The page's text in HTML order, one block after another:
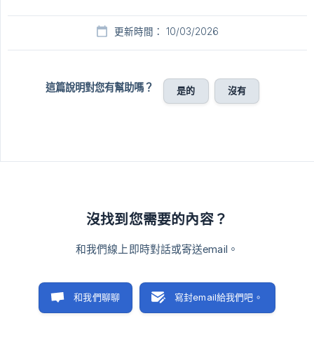
更新時間： 10/03/2026
這篇說明對您有幫助嗎？ 是的 沒有
沒找到您需要的內容？
和我們線上即時對話或寄送email。
和我們聊聊 寫封email給我們吧。